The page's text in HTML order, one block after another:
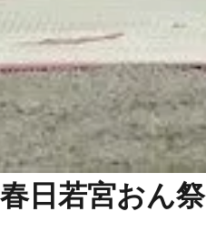
春日若宮おん祭